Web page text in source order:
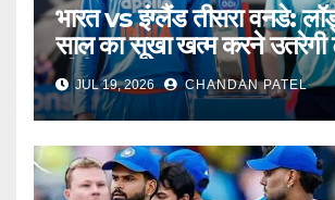
भारत vs इंग्लैंड तीसरा वनडे:
साल का सूखा खत्म करने उतरेगी
सीरीज का फैसला आज
JUL 19, 2026 CHANDAN PATEL